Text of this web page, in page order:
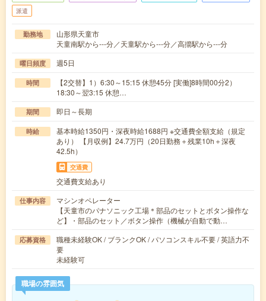
派遣
勤務地
山形県天童市
天童南駅から---分／天童駅から---分／高擶駅から---分
曜日頻度 週5日
時間
【2交替】1）6:30～15:15 休憩45分 [実働]8時間00分2）
18:30～翌3:15 休憩…
期間 即日～長期
時給
基本時給1350円・深夜時給1688円 ※交通費全額支給（規定
あり） 【月収例】24.7万円（20日勤務＋残業10h＋深夜
42.5h）
交通費
交通費支給あり
仕事内容
マシンオペレーター
【天童市のパナソニック工場＊部品のセットとボタン操作な
ど】・部品のセット／ボタン操作（機械が自動で動…
応募資格
職種未経験OK / ブランクOK / パソコンスキル不要 / 英語力不
要
未経験可
職場の雰囲気